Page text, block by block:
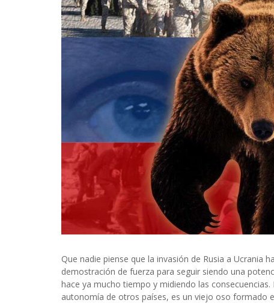
Que nadie piense que la invasión de Rusia a Ucrania
demostración de fuerza para seguir siendo una
hace ya mucho tiempo y midiendo las
autonomía de otros países, es un viejo oso formado